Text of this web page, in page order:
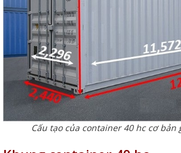
Cấu tạo của container 40 hc cơ bản